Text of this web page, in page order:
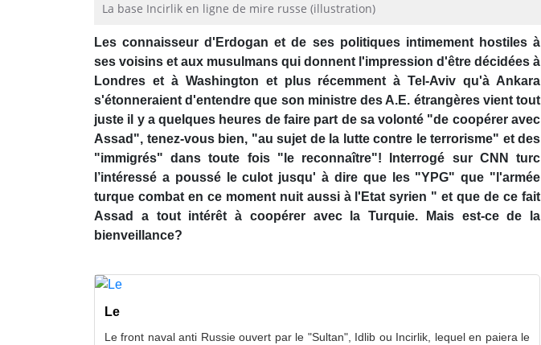
La base Incirlik en ligne de mire russe (illustration)
Les connaisseur d'Erdogan et de ses politiques intimement hostiles à
ses voisins et aux musulmans qui donnent l'impression d'être décidées à
Londres et à Washington et plus récemment à Tel-Aviv qu'à Ankara
s'étonneraient d'entendre que son ministre des A.E. étrangères vient tout
juste il y a quelques heures de faire part de sa volonté "de coopérer avec
Assad", tenez-vous bien, "au sujet de la lutte contre le terrorisme" et des
"immigrés" dans toute fois "le reconnaître"! Interrogé sur CNN turc
l’intéressé a poussé le culot jusqu' à dire que les "YPG" que "l'armée
turque combat en ce moment nuit aussi à l'Etat syrien " et que de ce fait
Assad a tout intérêt à coopérer avec la Turquie. Mais est-ce de la
bienveillance?
Le
Le front naval anti Russie ouvert par le "Sultan", Idlib ou Incirlik, lequel en paiera le